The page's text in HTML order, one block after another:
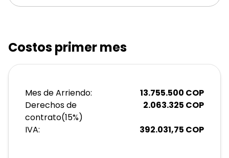
Costos primer mes
Mes de Arriendo: 13.755.500 COP
Derechos de
contrato(15%)
2.063.325 COP
IVA: 392.031,75 COP